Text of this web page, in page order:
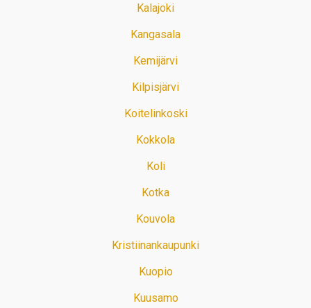
Kalajoki
Kangasala
Kemijärvi
Kilpisjärvi
Koitelinkoski
Kokkola
Koli
Kotka
Kouvola
Kristiinankaupunki
Kuopio
Kuusamo